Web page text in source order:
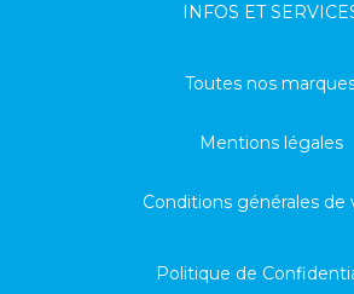
INFOS ET
Toutes nos
Mentions légales
Conditions générales de
Politique de